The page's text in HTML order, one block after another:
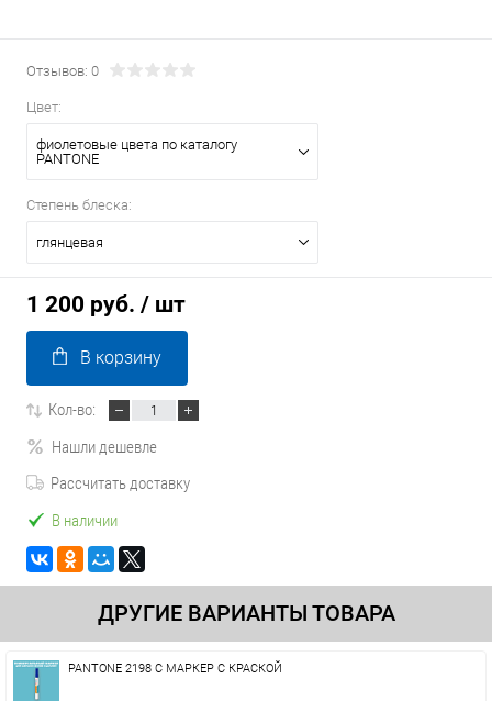
Отзывов: 0
Цвет:
фиолетовые цвета по каталогу
PANTONE
Степень блеска:
глянцевая
1 200 руб. / шт
В корзину
Кол-во:
Нашли дешевле
Рассчитать доставку
В наличии
ДРУГИЕ ВАРИАНТЫ ТОВАРА
PANTONE 2198 C МАРКЕР С КРАСКОЙ